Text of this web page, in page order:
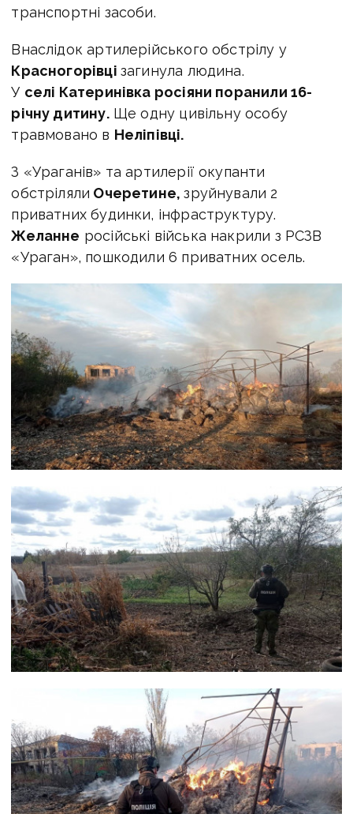
транспортні засоби.
Внаслідок артилерійського обстрілу у
Красногорівці загинула людина.
У селі Катеринівка росіяни поранили 16-
річну дитину.Ще одну цивільну особу
травмовано в Неліпівці.
З «Ураганів» та артилерії окупанти
обстріляли Очеретине,зруйнували 2
приватних будинки, інфраструктуру.
Желанне російські війська накрили з РСЗВ
«Ураган», пошкодили 6 приватних осель.